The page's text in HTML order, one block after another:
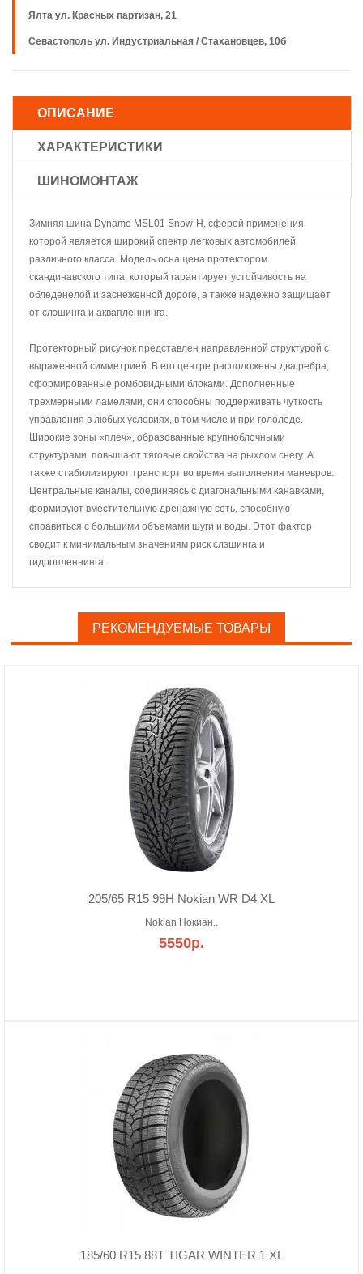
Ялта ул. Красных партизан, 21
Севастополь ул. Индустриальная / Стахановцев, 10б
ОПИСАНИЕ
ХАРАКТЕРИСТИКИ
ШИНОМОНТАЖ
Зимняя шина Dynamo MSL01 Snow-H, сферой применения
которой является широкий спектр легковых автомобилей
различного класса. Модель оснащена протектором
скандинавского типа, который гарантирует устойчивость на
обледенелой и заснеженной дороге, а также надежно защищает
от слэшинга и аквапленнинга.
Протекторный рисунок представлен направленной структурой с
выраженной симметрией. В его центре расположены два ребра,
сформированные ромбовидными блоками. Дополненные
трехмерными ламелями, они способны поддерживать чуткость
управления в любых условиях, в том числе и при гололеде.
Широкие зоны «плеч», образованные крупноблочными
структурами, повышают тяговые свойства на рыхлом снегу. А
также стабилизируют транспорт во время выполнения маневров.
Центральные каналы, соединяясь с диагональными канавками,
формируют вместительную дренажную сеть, способную
справиться с большими объемами шуги и воды. Этот фактор
сводит к минимальным значениям риск слэшинга и
гидропленнинга.
РЕКОМЕНДУЕМЫЕ ТОВАРЫ
205/65 R15 99H Nokian WR D4 XL
Nokian Нокиан..
5550р.
185/60 R15 88T TIGAR WINTER 1 XL